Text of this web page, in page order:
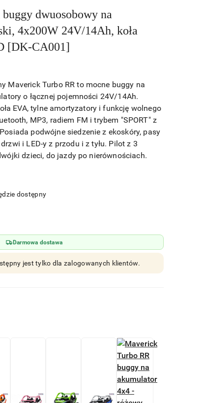
dwuosobowy na
4x200W 24V/14Ah, koła
[DK-CA001]
Maverick Turbo RR to mocne buggy na
o łącznej pojemności 24V/14Ah.
EVA, tylne amortyzatory i funkcję wolnego
MP3, radiem FM i trybem "SPORT" z
podwójne siedzenie z ekoskóry, pasy
i LED-y z przodu i z tyłu. Pilot z 3
dzieci, do jazdy po nierównościach.
dostępny
Darmowa dostawa
jest tylko dla zalogowanych klientów.